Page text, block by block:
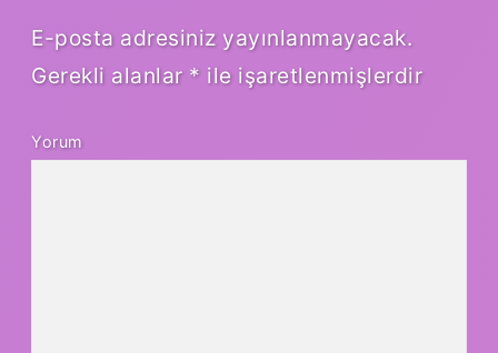
E-posta adresiniz yayınlanmayacak.
Gerekli alanlar * ile işaretlenmişlerdir
Yorum